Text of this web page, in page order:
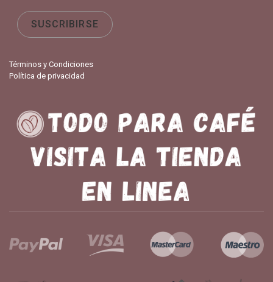
Términos y Condiciones
Política de privacidad